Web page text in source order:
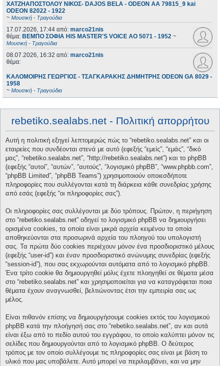
ΧΑΤΖΗΑΠΟΣΤΟΛΟΥ ΝΙΚΟΣ- DAJOS BELA - ODEON AA 79815_9 kai
ODEON 82022 - 1922
~ Μουσική - Τραγούδια
17.07.2026, 17:44 από: marco21nis
θέμα: ΒΕΜΠΟ ΣΟΦΙΑ HIS MASTER'S VOICE AO 5071 - 1952 ~
Μουσική - Τραγούδια
08.07.2026, 16:32 από: marco21nis
θέμα:
ΚΑΛΟΜΟΙΡΗΣ ΓΕΩΡΓΙΟΣ - ΤΣΑΓΚΑΡΑΚΗΣ ΔΗΜΗΤΡΗΣ ODEON GA 8029 -
1958
~ Μουσική - Τραγούδια
rebetiko.sealabs.net - Πολιτική απορρήτου
Αυτή η πολιτική εξηγεί λεπτομερώς πώς το “rebetiko.sealabs.net” και οι
εταιρείες που συνδέονται στενά με αυτό (εφεξής “εμείς”, “εμάς”, “δικό
μας”, “rebetiko.sealabs.net”, “http://rebetiko.sealabs.net”) και το phpBB
(εφεξής “αυτοί”, “αυτών”, “αυτούς”, “λογισμικό phpBB”, “www.phpbb.com”,
“phpBB Limited”, “phpBB Teams”) χρησιμοποιούν οποιεσδήποτε
πληροφορίες που συλλέγονται κατά τη διάρκεια κάθε συνεδρίας χρήσης
από εσάς (εφεξής “οι πληροφορίες σας”).
Οι πληροφορίες σας συλλέγονται με δύο τρόπους. Πρώτον, η περιήγηση
στο “rebetiko.sealabs.net” οδηγεί το λογισμικό phpBB να δημιουργήσει
ορισμένα cookies, τα οποία είναι μικρά αρχεία κειμένου τα οποία
αποθηκεύονται στα προσωρινά αρχεία του πλοηγού του υπολογιστή
σας. Τα πρώτα δύο cookies περιέχουν μόνον ένα προσδιοριστικό μέλους
(εφεξής “user-id”) και έναν προσδιοριστικό ανώνυμης συνεδρίας (εφεξής
“session-id”), που σας εκχωρούνται αυτόματα από το λογισμικό phpBB.
Ένα τρίτο cookie θα δημιουργηθεί μόλις έχετε πλοηγηθεί σε θέματα μέσα
στο “rebetiko.sealabs.net” και χρησιμοποιείται για να καταγράφεται ποια
θέματα έχουν αναγνωσθεί, βελτιώνοντας έτσι την εμπειρία σας ως
μέλος.
Είναι πιθανόν επίσης να δημιουργήσουμε cookies εκτός του λογισμικού
phpBB κατά την πλοήγησή σας στο “rebetiko.sealabs.net”, αν και αυτά
είναι έξω από το πεδίο αυτού του εγγράφου, το οποίο καλύπτει μόνον τις
σελίδες που δημιουργούνται από το λογισμικό phpBB. Ο δεύτερος
τρόπος με τον οποίο συλλέγουμε τις πληροφορίες σας είναι με βάση το
υλικό που μας υποβάλετε. Αυτό μπορεί να περιλαμβάνει, και να μην